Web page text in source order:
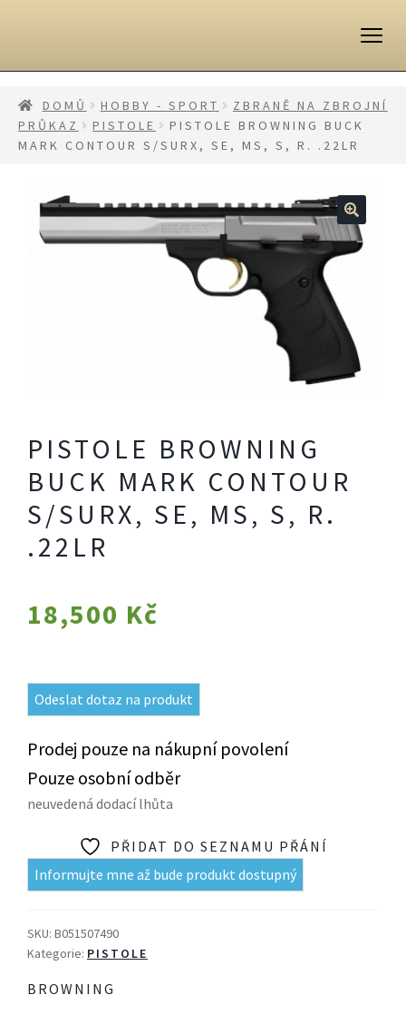
DOMŮ HOBBY - SPORT
ZBRANĚ NA ZBROJNÍ
PRŮKAZ
PISTOLE
PISTOLE BROWNING BUCK
MARK CONTOUR S/SURX, SE, MS, S, R. .22LR
🔍
PISTOLE BROWNING
BUCK MARK CONTOUR
S/SURX, SE, MS, S, R.
.22LR
18,500 Kč
Odeslat dotaz na produkt
Prodej pouze na nákupní povolení
Pouze osobní odběr
neuvedená dodací lhůta
PŘIDAT DO SEZNAMU PŘÁNÍ
Informujte mne až bude produkt dostupný
SKU: B051507490
Kategorie: PISTOLE
BROWNING